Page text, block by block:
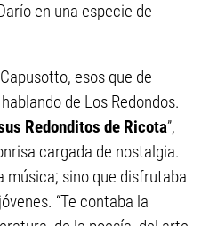
en una especie de
esos que de
de Los Redondos.
Redonditos de Ricota”,
cargada de nostalgia.
música; sino que disfrutaba
“Te contaba la